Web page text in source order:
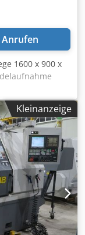
Anrufen
1600 x 900 x
Hqa Tex
HEIDENHAIN
Kleinanzeige